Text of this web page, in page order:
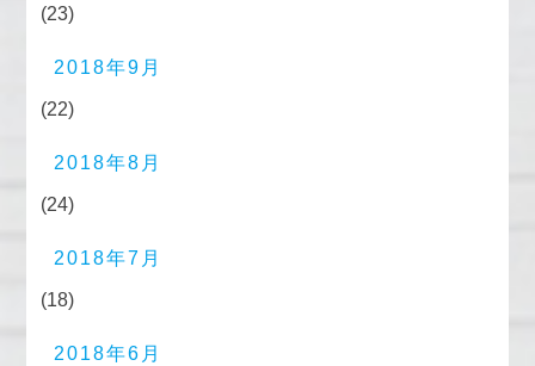
(23)
2018年9月
(22)
2018年8月
(24)
2018年7月
(18)
2018年6月